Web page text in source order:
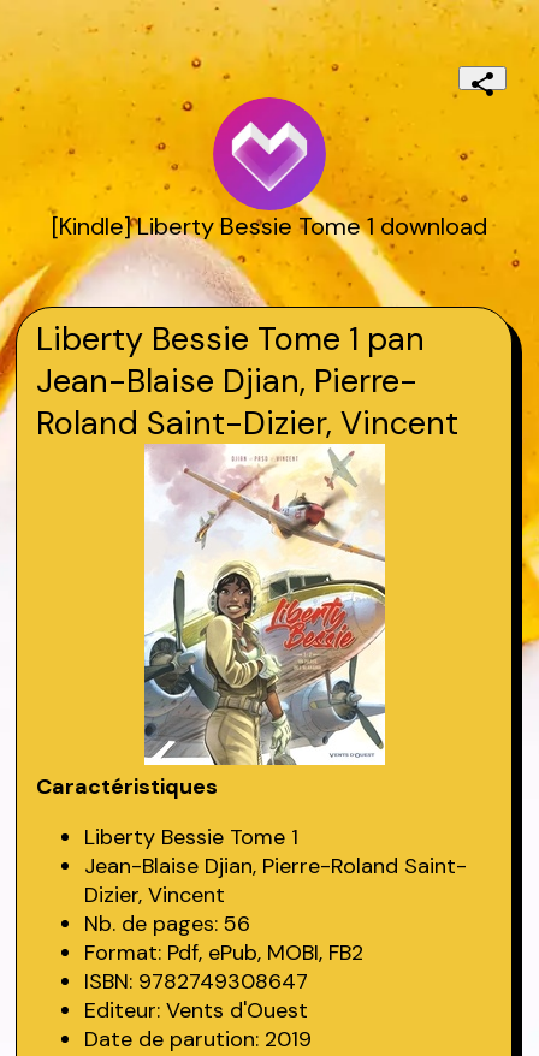
[Kindle] Liberty Bessie Tome 1 download
Liberty Bessie Tome 1 pan
Jean-Blaise Djian, Pierre-
Roland Saint-Dizier, Vincent
Caractéristiques
Liberty Bessie Tome 1
Jean-Blaise Djian, Pierre-Roland Saint-
Dizier, Vincent
Nb. de pages: 56
Format: Pdf, ePub, MOBI, FB2
ISBN: 9782749308647
Editeur: Vents d'Ouest
Date de parution: 2019